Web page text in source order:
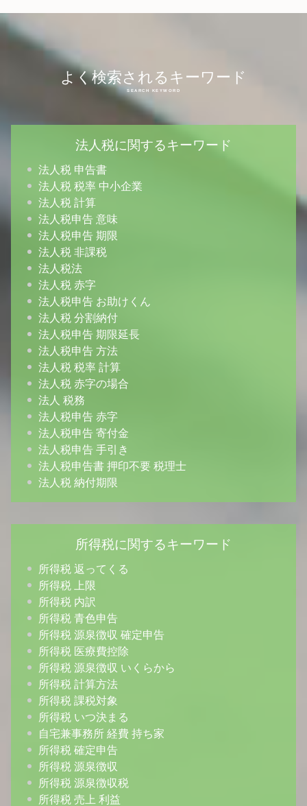
よく検索されるキーワード
法人税に関するキーワード
法人税 申告書
法人税 税率 中小企業
法人税 計算
法人税申告 意味
法人税申告 期限
法人税 非課税
法人税法
法人税 赤字
法人税申告 お助けくん
法人税 分割納付
法人税申告 期限延長
法人税申告 方法
法人税 税率 計算
法人税 赤字の場合
法人 税務
法人税申告 赤字
法人税申告 寄付金
法人税申告 手引き
法人税申告書 押印不要 税理士
法人税 納付期限
所得税に関するキーワード
所得税 返ってくる
所得税 上限
所得税 内訳
所得税 青色申告
所得税 源泉徴収 確定申告
所得税 医療費控除
所得税 源泉徴収 いくらから
所得税 計算方法
所得税 課税対象
所得税 いつ決まる
自宅兼事務所 経費 持ち家
所得税 確定申告
所得税 源泉徴収
所得税 源泉徴収税
所得税 売上 利益